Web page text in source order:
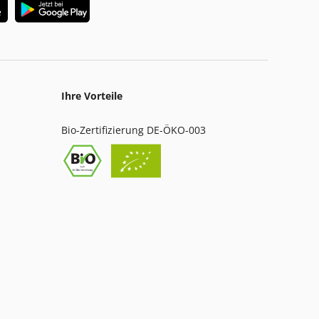
Ihre Vorteile
Bio-Zertifizierung DE-ÖKO-003